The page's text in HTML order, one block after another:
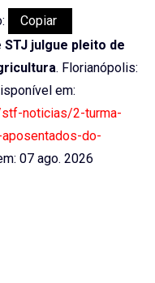
Copiar
STJ julgue pleito de
. Florianópolis:
em:
noticias/2-turma-
do-
07 ago. 2026